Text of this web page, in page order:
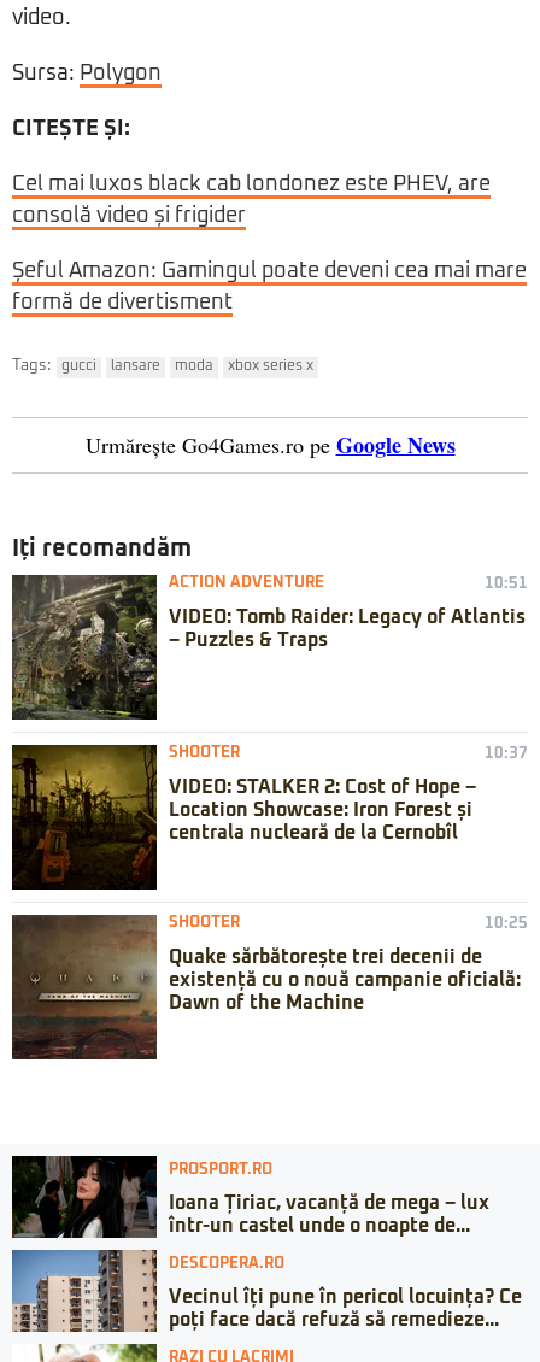
video.
Sursa: Polygon
CITEȘTE ȘI:
Cel mai luxos black cab londonez este PHEV, are
consolă video și frigider
Șeful Amazon: Gamingul poate deveni cea mai mare
formă de divertisment
Tags: gucci lansare moda xbox series x
Urmărește Go4Games.ro pe Google News
Iți recomandăm
ACTION ADVENTURE 10:51
VIDEO: Tomb Raider: Legacy of Atlantis
– Puzzles & Traps
SHOOTER 10:37
VIDEO: STALKER 2: Cost of Hope –
Location Showcase: Iron Forest și
centrala nucleară de la Cernobîl
SHOOTER 10:25
Quake sărbătorește trei decenii de
existență cu o nouă campanie oficială:
Dawn of the Machine
PROSPORT.RO
Ioana Țiriac, vacanță de mega – lux
într-un castel unde o noapte de...
DESCOPERA.RO
Vecinul îți pune în pericol locuința? Ce
poți face dacă refuză să remedieze...
RAZI CU LACRIMI